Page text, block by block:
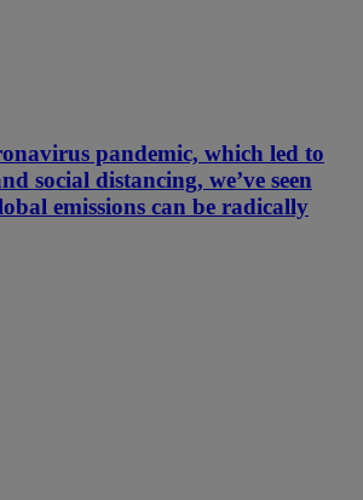
pandemic, which led to
social distancing, we’ve seen
emissions can be radically